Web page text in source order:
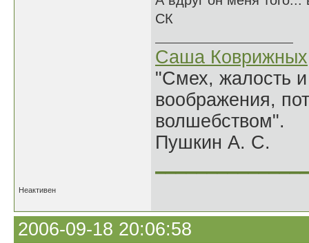
СК
Саша Коврижных
"Смех, жалость
воображения,
волшебством".
Пушкин А. С.
Неактивен
2006-09-18 20:06:58